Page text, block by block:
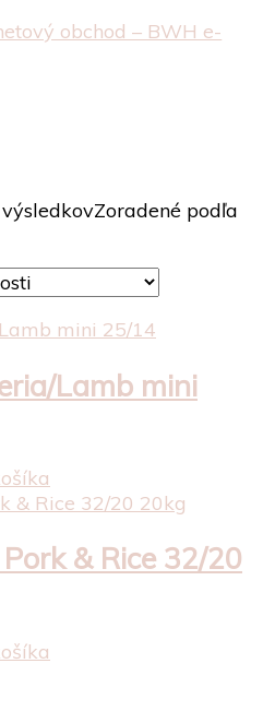
obchod – BWH e-
Zoradené podľa
Lamb mini
& Rice 32/20